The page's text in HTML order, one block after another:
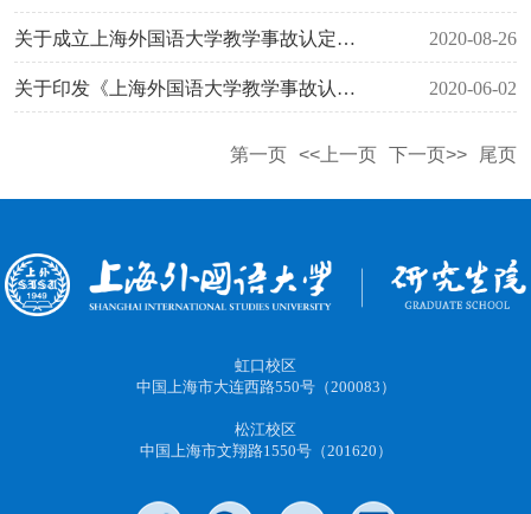
关于成立上海外国语大学教学事故认定处理工作小组的通知（上外教〔2020〕26号） 2020-08-26
关于印发《上海外国语大学教学事故认定与处理办法（试行）》的通知（上外教〔2020〕10号） 2020-06-02
第一页 <<上一页 下一页>> 尾页
虹口校区
中国上海市大连西路550号（200083）
松江校区
中国上海市文翔路1550号（201620）